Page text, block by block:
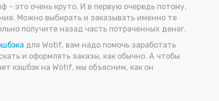
это очень круто. И в первую очередь потому,
Можно выбирать и заказывать именно те
получите назад часть потраченных денег.
для Wotif, вам надо помочь заработать
и оформлять заказы, как обычно. А чтобы
кэшбэк на Wotif, мы объясним, как он